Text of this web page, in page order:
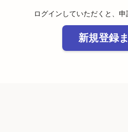
ログインしていただくと、
新規登録